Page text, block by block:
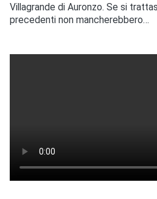
Villagrande di Auronzo. Se si
precedenti non mancherebbero…